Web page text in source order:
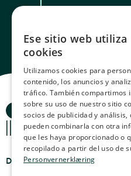
Historias del Océano
Dónde encontrarnos
Privacidad y
Términos y
condiciones
FRENCH
SPANISH
FINNISH
Ese sitio web utiliza
cookies
Utilizamos cookies para
contenido, los anuncios y
tráfico. También compartimos
sobre su uso de nuestro sitio
socios de publicidad y análisis,
pueden combinarla con otra
que les haya proporcionado o
recopilado a partir del uso de
Personvernerklæring